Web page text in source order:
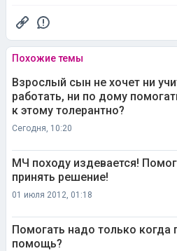
Похожие темы
Взрослый сын не хочет ни
работать, ни по дому
к этому толерантно?
Сегодня, 10:20
МЧ походу издевается!
принять решение!
01 июля 2012, 01:18
Помогать надо только когда
помощь?